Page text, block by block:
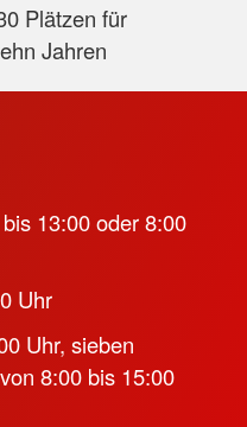
Plätzen für
Jahren
13:00 oder 8:00
Uhr
Uhr, sieben
8:00 bis 15:00